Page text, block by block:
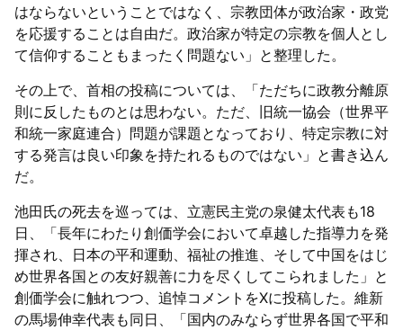
はならないということではなく、宗教団体が政治家・政党
を応援することは自由だ。政治家が特定の宗教を個人とし
て信仰することもまったく問題ない」と整理した。
その上で、首相の投稿については、「ただちに政教分離原
則に反したものとは思わない。ただ、旧統一協会（世界平
和統一家庭連合）問題が課題となっており、特定宗教に対
する発言は良い印象を持たれるものではない」と書き込ん
だ。
池田氏の死去を巡っては、立憲民主党の泉健太代表も18
日、「長年にわたり創価学会において卓越した指導力を発
揮され、日本の平和運動、福祉の推進、そして中国をはじ
め世界各国との友好親善に力を尽くしてこられました」と
創価学会に触れつつ、追悼コメントをXに投稿した。維新
の馬場伸幸代表も同日、「国内のみならず世界各国で平和